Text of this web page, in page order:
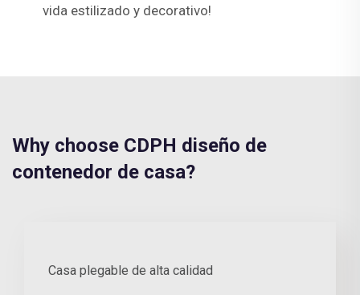
vida estilizado y decorativo!
Why choose CDPH diseño de
contenedor de casa?
Casa plegable de alta calidad